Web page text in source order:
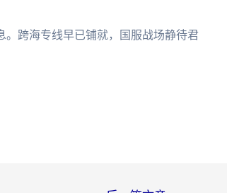
。跨海专线早已铺就，国服战场静待君